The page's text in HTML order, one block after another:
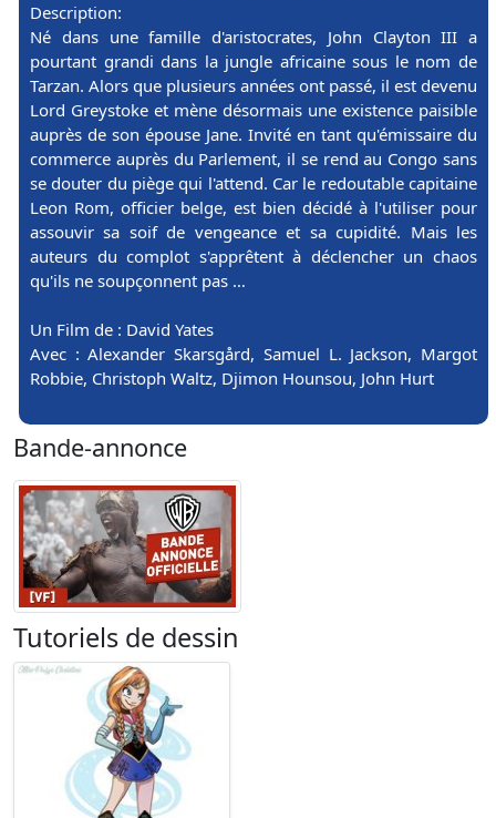
Description:
Né dans une famille d'aristocrates, John Clayton III a
pourtant grandi dans la jungle africaine sous le nom de
Tarzan. Alors que plusieurs années ont passé, il est devenu
Lord Greystoke et mène désormais une existence paisible
auprès de son épouse Jane. Invité en tant qu'émissaire du
commerce auprès du Parlement, il se rend au Congo sans
se douter du piège qui l'attend. Car le redoutable capitaine
Leon Rom, officier belge, est bien décidé à l'utiliser pour
assouvir sa soif de vengeance et sa cupidité. Mais les
auteurs du complot s'apprêtent à déclencher un chaos
qu'ils ne soupçonnent pas …
Un Film de : David Yates
Avec : Alexander Skarsgård, Samuel L. Jackson, Margot
Robbie, Christoph Waltz, Djimon Hounsou, John Hurt
Bande-annonce
Tutoriels de dessin